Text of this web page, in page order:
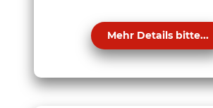
Mehr Details bitte...